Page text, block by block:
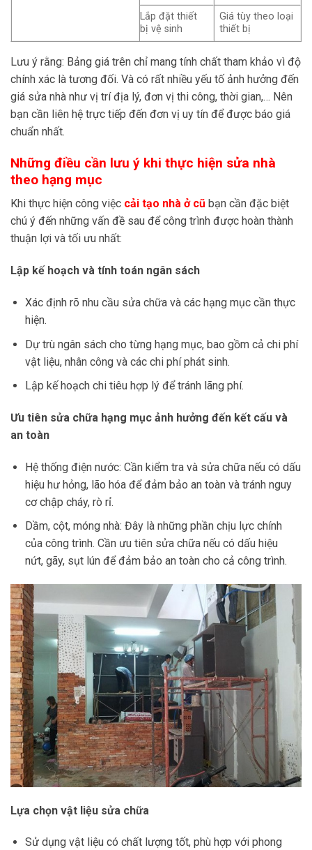
Lắp đặt thiết
bị vệ sinh
Giá tùy theo loại
thiết bị
Lưu ý rằng: Bảng giá trên chỉ mang tính chất tham khảo vì độ
chính xác là tương đối. Và có rất nhiều yếu tố ảnh hưởng đến
giá sửa nhà như vị trí địa lý, đơn vị thi công, thời gian,… Nên
bạn cần liên hệ trực tiếp đến đơn vị uy tín để được báo giá
chuẩn nhất.
Những điều cần lưu ý khi thực hiện sửa nhà
theo hạng mục
Khi thực hiện công việc cải tạo nhà ở cũ bạn cần đặc biệt
chú ý đến những vấn đề sau để công trình được hoàn thành
thuận lợi và tối ưu nhất:
Lập kế hoạch và tính toán ngân sách
Xác định rõ nhu cầu sửa chữa và các hạng mục cần thực
hiện.
Dự trù ngân sách cho từng hạng mục, bao gồm cả chi phí
vật liệu, nhân công và các chi phí phát sinh.
Lập kế hoạch chi tiêu hợp lý để tránh lãng phí.
Ưu tiên sửa chữa hạng mục ảnh hưởng đến kết cấu và
an toàn
Hệ thống điện nước: Cần kiểm tra và sửa chữa nếu có dấu
hiệu hư hỏng, lão hóa để đảm bảo an toàn và tránh nguy
cơ chập cháy, rò rỉ.
Dầm, cột, móng nhà: Đây là những phần chịu lực chính
của công trình. Cần ưu tiên sửa chữa nếu có dấu hiệu
nứt, gãy, sụt lún để đảm bảo an toàn cho cả công trình.
Lựa chọn vật liệu sửa chữa
Sử dụng vật liệu có chất lượng tốt, phù hợp với phong